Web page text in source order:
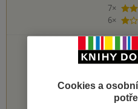
7×
2
6×
1
PŘIDEJTE SVÉ
3 4
Cookies a